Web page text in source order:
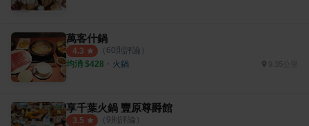
萬客什鍋
4.3 （ 60則評論）
均消 $428 ・ 火鍋 9.35公里
享千葉火鍋 豐原尊爵館
3.5 （ 9則評論）